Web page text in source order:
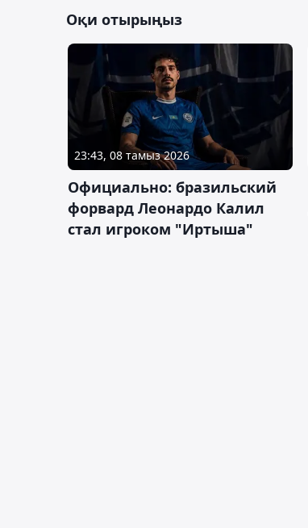
Оқи отырыңыз
23:43, 08 тамыз 2026
Официально: бразильский
форвард Леонардо Калил
стал игроком "Иртыша"